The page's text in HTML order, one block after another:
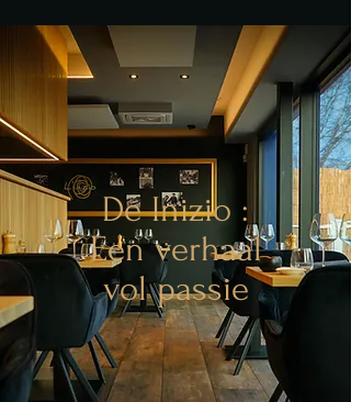
De Inizio :
Een verhaal
vol passie